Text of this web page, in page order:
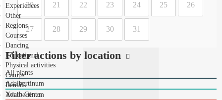
Experiences
Other
Regions
Courses
Dancing
Educational
Physical activities
Camps
Rentals
Adalbertinum
20 21 22 23 24 25 26
27 28 29 30 31
Filter actions by location
All plants
Adalbertinum
Youth Center